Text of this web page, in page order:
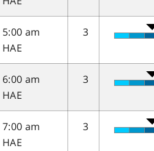
5:00 am
HAE
3
6:00 am
HAE
3
7:00 am
HAE
3